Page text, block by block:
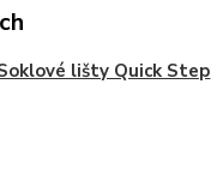
lišty Quick Step